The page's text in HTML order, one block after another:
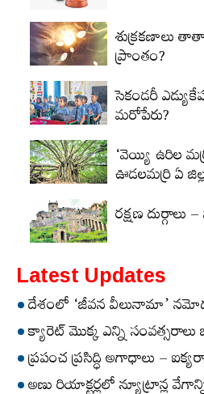
శుక్రకణాలు
ప్రాంతం?
సెకండరీ
మరోపేరు?
‘వెయ్యి ఉరిల
ఊడలమర్రి ఏ
రక్షణ
Latest Updates
దేశంలో ‘జీవన వీలునామా’
క్యారెట్‌ మొక్క ఎన్ని సంవత్సరాలు
ప్రపంచ ప్రసిద్ధి అగాధాలు –
అణు రియాక్టర్లలో న్యూట్రాన్ల